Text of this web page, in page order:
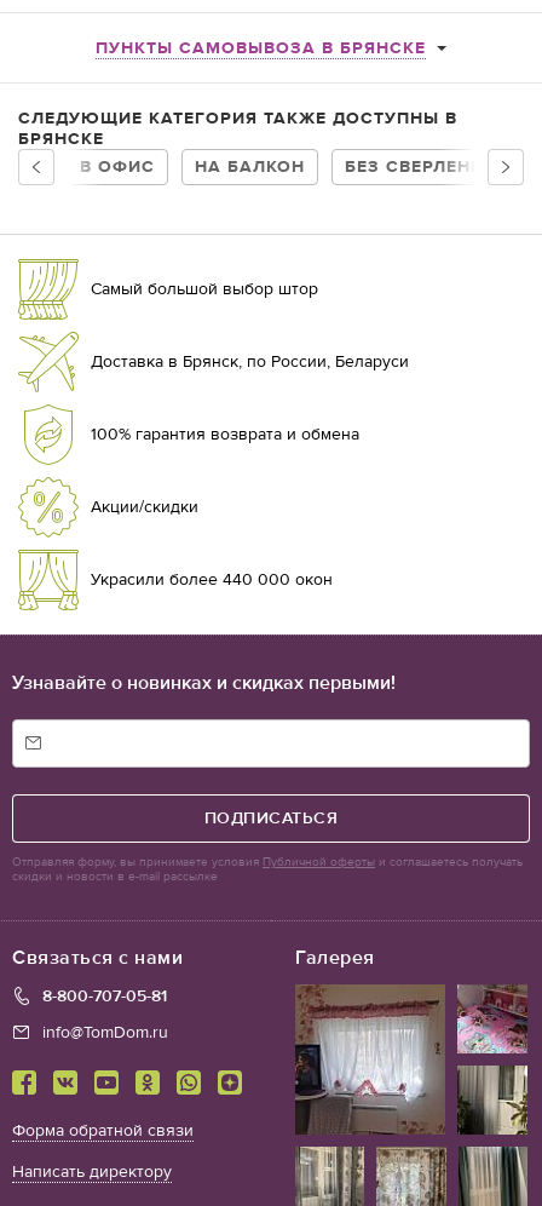
ПУНКТЫ САМОВЫВОЗА В БРЯНСКЕ
СЛЕДУЮЩИЕ КАТЕГОРИЯ ТАКЖЕ ДОСТУПНЫ В
БРЯНСКЕ
В ОФИС
НА БАЛКОН БЕЗ СВЕРЛЕНИЯ
Самый большой выбор штор
Доставка в Брянск, по России, Беларуси
100% гарантия возврата и обмена
Акции/скидки
Украсили более 440 000 окон
Галерея
Связаться с нами
8-800-707-05-81
info@TomDom.ru
Форма обратной связи
Написать директору
Узнавайте о новинках и скидках первыми!
ПОДПИСАТЬСЯ
Отправляя форму, вы принимаете условия Публичной оферты и соглашаетесь получать
скидки и новости в e-mail рассылке